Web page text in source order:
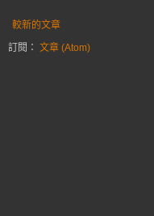
較新的文章
訂閱： 文章 (Atom)